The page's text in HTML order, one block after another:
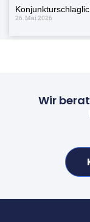
26. Mai 2026
Wir